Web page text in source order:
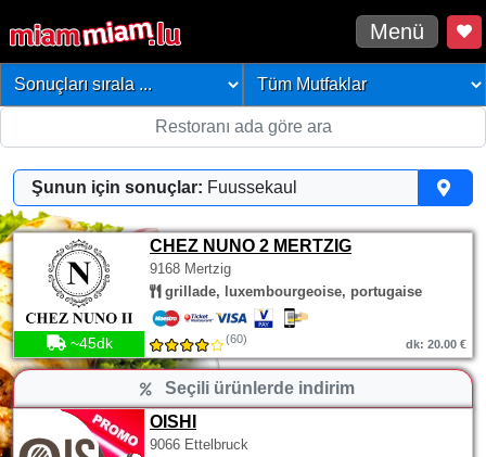
Menü
Şunun için sonuçlar: Fuussekaul
CHEZ NUNO 2 MERTZIG
9168 Mertzig
grillade, luxembourgeoise, portugaise
~45dk (60) dk: 20.00 €
Seçili ürünlerde indirim
OISHI
9066 Ettelbruck